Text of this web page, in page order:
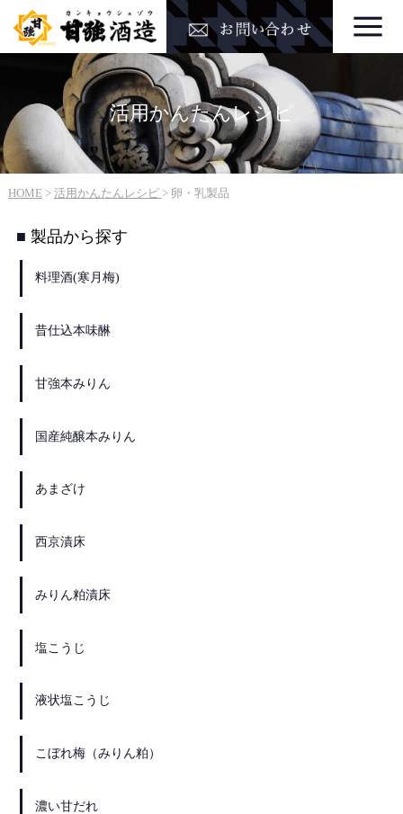
活用かんたんレシピ
HOME> 活用かんたんレシピ > 卵・乳製品
製品から探す
料理酒(寒月梅)
昔仕込本味醂
甘強本みりん
国産純醸本みりん
あまざけ
西京漬床
みりん粕漬床
塩こうじ
液状塩こうじ
こぼれ梅（みりん粕）
濃い甘だれ